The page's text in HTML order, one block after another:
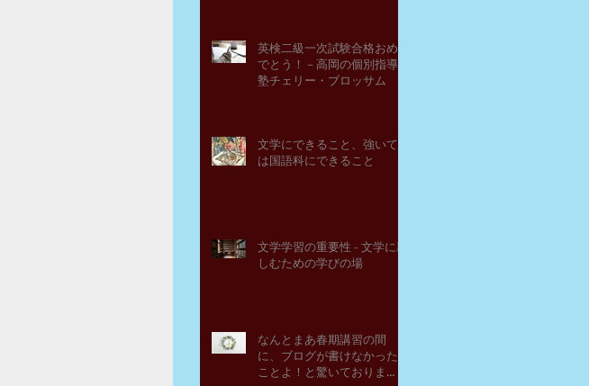
英検二級一次試験合格おめ
でとう！－高岡の個別指導
塾チェリー・ブロッサム
文学にできること、強いて
は国語科にできること
文学学習の重要性 - 文学に親
しむための学びの場
なんとまあ春期講習の間
に、ブログが書けなかった
ことよ！と驚いておりま